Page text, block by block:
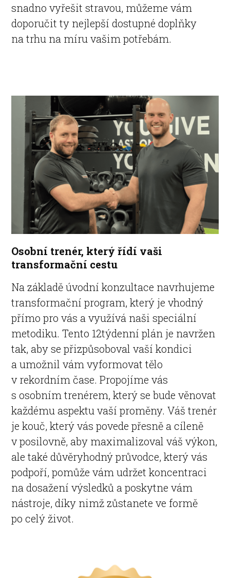
snadno vyřešit stravou, můžeme vám
doporučit ty nejlepší dostupné doplňky
na trhu na míru vašim potřebám.
Osobní trenér, který řídí vaši
transformační cestu
Na základě úvodní konzultace navrhujeme
transformační program, který je vhodný
přímo pro vás a využívá naši speciální
metodiku. Tento 12týdenní plán je navržen
tak, aby se přizpůsoboval vaší kondici
a umožnil vám vyformovat tělo
v rekordním čase. Propojíme vás
s osobním trenérem, který se bude věnovat
každému aspektu vaší proměny. Váš trenér
je kouč, který vás povede přesně a cíleně
v posilovně, aby maximalizoval váš výkon,
ale také důvěryhodný průvodce, který vás
podpoří, pomůže vám udržet koncentraci
na dosažení výsledků a poskytne vám
nástroje, díky nimž zůstanete ve formě
po celý život.